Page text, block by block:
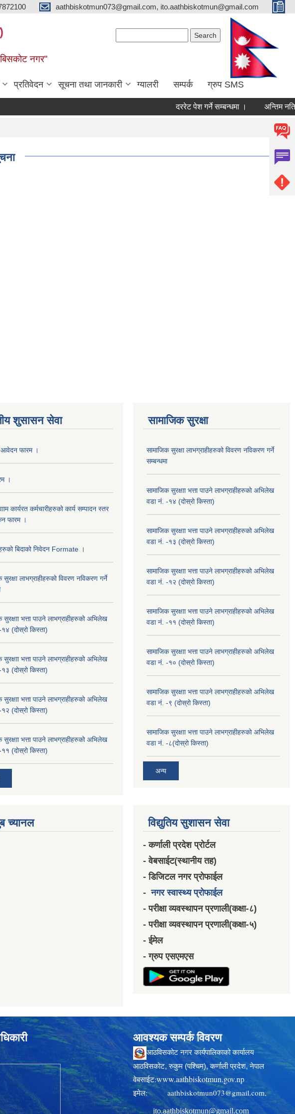
aathbiskotmun073@gmail.com, ito.aathbiskotmun@gmail.com
नगर"
प्रतिवेदन सूचना तथा जानकारी ग्यालरी सम्पर्क ग्रुप SMS
दररेट पेश गर्ने सम्बन्धमा । अन्तिम नतिजा
शुसासन सेवा
आवेदन फारम ।
।
कार्यरत कर्मचारीहरुको कार्य सम्पादन स्तर
फारम ।
बिदाको निवेदन Formate ।
सुरक्षा लाभग्राहीहरुको विवरण नविकरण गर्ने
सुरक्षाा भत्ता पाउने लाभग्राहीहरुको अभिलेख
(दोस्रो किस्ता)
सुरक्षाा भत्ता पाउने लाभग्राहीहरुको अभिलेख
(दोस्रो किस्ता)
सुरक्षाा भत्ता पाउने लाभग्राहीहरुको अभिलेख
(दोस्रो किस्ता)
सुरक्षाा भत्ता पाउने लाभग्राहीहरुको अभिलेख
(दोस्रो किस्ता)
सामाजिक सुरक्षा
सामाजिक सुरक्षा लाभग्राहीहरुको विवरण नविकरण गर्ने
सम्बन्धमा
सामाजिक सुरक्षाा भत्ता पाउने लाभग्राहीहरुको अभिलेख
वडा नं. -१४ (दोस्रो किस्ता)
सामाजिक सुरक्षाा भत्ता पाउने लाभग्राहीहरुको अभिलेख
वडा नं. -१३ (दोस्रो किस्ता)
सामाजिक सुरक्षाा भत्ता पाउने लाभग्राहीहरुको अभिलेख
वडा नं. -१२ (दोस्रो किस्ता)
सामाजिक सुरक्षाा भत्ता पाउने लाभग्राहीहरुको अभिलेख
वडा नं. -११ (दोस्रो किस्ता)
सामाजिक सुरक्षाा भत्ता पाउने लाभग्राहीहरुको अभिलेख
वडा नं. -१० (दोस्रो किस्ता)
सामाजिक सुरक्षाा भत्ता पाउने लाभग्राहीहरुको अभिलेख
वडा नं. -९ (दोस्रो किस्ता)
सामाजिक सुरक्षाा भत्ता पाउने लाभग्राहीहरुको अभिलेख
वडा नं. -८(दोस्रो किस्ता)
अन्य
च्यानल विद्युतिय सुशासन सेवा
- कर्णाली प्रदेश प्रोर्टल
- वेबसाईट(स्थानीय तह)
- डिजिटल नगर प्रोफाईल
-नगर स्वास्थ्य प्रोफाईल
- परीक्षा व्यवस्थापन प्रणाली(कक्षा-८)
- परीक्षा व्यवस्थापन प्रणाली(कक्षा-५)
- ईमेल
- ग्रुप एसएमएस
आवश्यक सम्पर्क विवरण
आठविसकोट नगर कार्यपालिकाको कार्यालय
आठविसकोट, रुकुम (पश्चिम), कर्णाली प्रदेश, नेपाल
वेबसाईट:www.aathbiskotmun.gov.np
इमेल: aathbiskotmun073@gmail.com,
ito.aathbiskotmun@gmail.com